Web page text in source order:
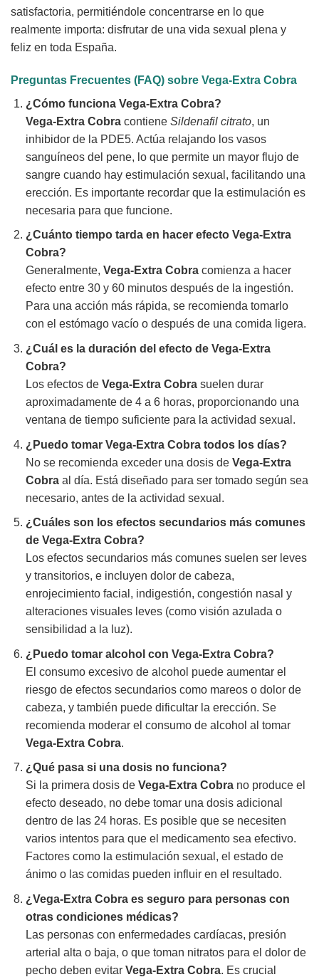
satisfactoria, permitiéndole concentrarse en lo que
realmente importa: disfrutar de una vida sexual plena y
feliz en toda España.
Preguntas Frecuentes (FAQ) sobre Vega-Extra Cobra
¿Cómo funciona Vega-Extra Cobra?
Vega-Extra Cobracontiene Sildenafil citrato, un
inhibidor de la PDE5. Actúa relajando los vasos
sanguíneos del pene, lo que permite un mayor flujo de
sangre cuando hay estimulación sexual, facilitando una
erección. Es importante recordar que la estimulación es
necesaria para que funcione.
¿Cuánto tiempo tarda en hacer efecto Vega-Extra
Cobra?
Generalmente, Vega-Extra Cobracomienza a hacer
efecto entre 30 y 60 minutos después de la ingestión.
Para una acción más rápida, se recomienda tomarlo
con el estómago vacío o después de una comida ligera.
¿Cuál es la duración del efecto de Vega-Extra
Cobra?
Los efectos de Vega-Extra Cobrasuelen durar
aproximadamente de 4 a 6 horas, proporcionando una
ventana de tiempo suficiente para la actividad sexual.
¿Puedo tomar Vega-Extra Cobratodos los días?
No se recomienda exceder una dosis de Vega-Extra
Cobraal día. Está diseñado para ser tomado según sea
necesario, antes de la actividad sexual.
¿Cuáles son los efectos secundarios más comunes
de Vega-Extra Cobra?
Los efectos secundarios más comunes suelen ser leves
y transitorios, e incluyen dolor de cabeza,
enrojecimiento facial, indigestión, congestión nasal y
alteraciones visuales leves (como visión azulada o
sensibilidad a la luz).
¿Puedo tomar alcohol con Vega-Extra Cobra?
El consumo excesivo de alcohol puede aumentar el
riesgo de efectos secundarios como mareos o dolor de
cabeza, y también puede dificultar la erección. Se
recomienda moderar el consumo de alcohol al tomar
Vega-Extra Cobra.
¿Qué pasa si una dosis no funciona?
Si la primera dosis de Vega-Extra Cobrano produce el
efecto deseado, no debe tomar una dosis adicional
dentro de las 24 horas. Es posible que se necesiten
varios intentos para que el medicamento sea efectivo.
Factores como la estimulación sexual, el estado de
ánimo o las comidas pueden influir en el resultado.
¿Vega-Extra Cobraes seguro para personas con
otras condiciones médicas?
Las personas con enfermedades cardíacas, presión
arterial alta o baja, o que toman nitratos para el dolor de
pecho deben evitar Vega-Extra Cobra. Es crucial